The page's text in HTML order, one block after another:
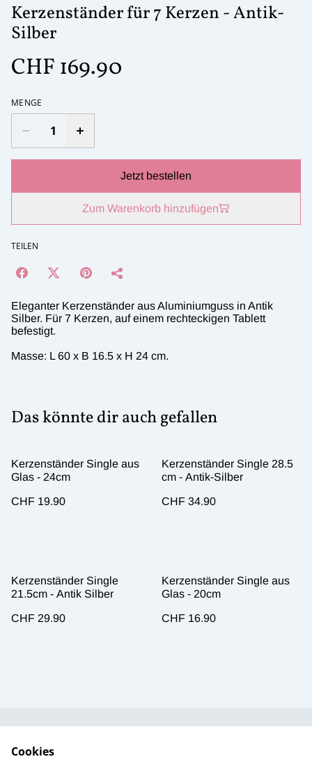
Kerzenständer für 7 Kerzen - Antik-
Silber
CHF 169.90
MENGE
Jetzt bestellen
Zum Warenkorb hinzufügen
TEILEN
Eleganter Kerzenständer aus Aluminiumguss in Antik
Silber. Für 7 Kerzen, auf einem rechteckigen Tablett
befestigt.
Masse: L 60 x B 16.5 x H 24 cm.
Das könnte dir auch gefallen
Kerzenständer Single aus
Glas - 24cm
CHF 19.90
Kerzenständer Single 28.5
cm - Antik-Silber
CHF 34.90
Kerzenständer Single
21.5cm - Antik Silber
CHF 29.90
Kerzenständer Single aus
Glas - 20cm
CHF 16.90
Cookies